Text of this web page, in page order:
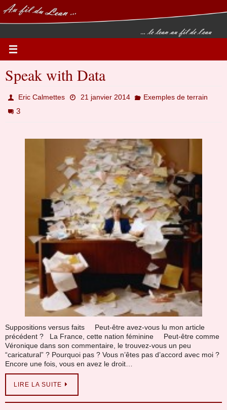
Passer
vers
le
Speak with Data
Eric Calmettes 21 janvier 2014 Exemples de terrain
3
Suppositions versus faits Peut-être avez-vous lu mon article
précédent ? La France, cette nation féminine Peut-être comme
Véronique dans son commentaire, le trouvez-vous un peu
“caricatural” ? Pourquoi pas ? Vous n’êtes pas d’accord avec moi ?
Encore une fois, vous en avez le droit…
LIRE LA SUITE